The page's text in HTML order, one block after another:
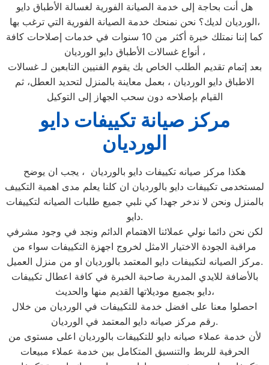
هل أنت بحاجة إلى خدمة الصيانة الفورية لغسالة الأطباق دايو
الورديان لديك؟ نحن نمنحك خدمة الصيانة الفورية التي ترغب بها،
كما إننا نمتلك خبرة أكثر من 10 سنوات في خدمات إصلاحات كافة
أنواع غسالات الأطباق دايو الورديان ،
بعد إتمام تقديم الطلب الخاص بك يقوم الفنيين التابعين لـ غسالات
الاطباق دايو الورديان ، بعمل معاينة بالمنزل لتحديد العطل، ثم
القيام بإصلاحه دون سحب الجهاز إلى التوكيل
مركز صيانة تكييفات دايو
الورديان
هكذا مركز صيانه تكييفات دايو بالورديان ، يجب ان يوضح
لمستخدمى تكييفات دايو بالورديان ان كلنا يعلم مدى اهمية التكييف
بالمنزل ونحن لا ندخر جهدا كي نلبي جميع طلبات الصيانه لتكييفات
دايو.
لكن نحن دائما نولي عملائنا الاهتمام الدائم ونجد في وجود مشرفي
مراقبة الجودة الاختيار الامثل لخروج اجهزة التكييفات سواء من
مركز الصيانه لتكييفات دايو المعتمد بالورديان او من منزل العميل.
بالأضافة للايدي المدربة صاحبة الخبرة في كافة اعطال تكييفات
دايو بجميع موديلاتها القديم منها والحديث،
احصلوا معنا على افضل خدمة للتكييفات في الورديان من خلال
رقم مركز صيانه دايو المعتمد في الورديان.
لأن خدمة عملاء صيانه دايو للتكييفات بالورديان اعلى مستوى من
الحرفية للربط والتنسيق المتكامل بين خدمة عملاء مبيعات